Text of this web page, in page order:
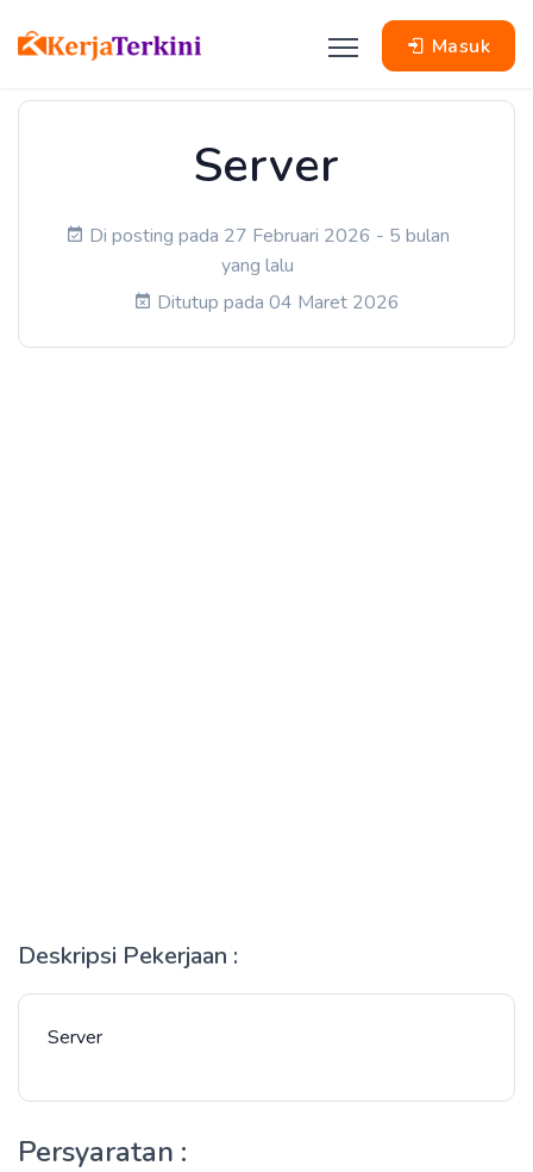
Masuk
Server
Di posting pada 27 Februari 2026 - 5 bulan
yang lalu
Ditutup pada 04 Maret 2026
Deskripsi Pekerjaan :
Server
Persyaratan :